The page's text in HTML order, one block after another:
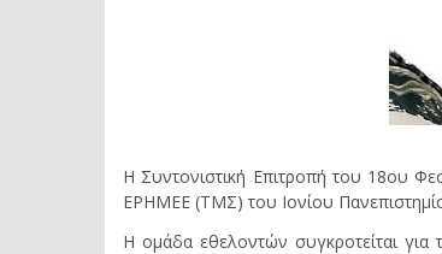
Η Συντονιστική Επιτροπή του 18ου
ΕΡΗΜΕΕ (ΤΜΣ) του Ιονίου
Η ομάδα εθελοντών συγκροτείται για